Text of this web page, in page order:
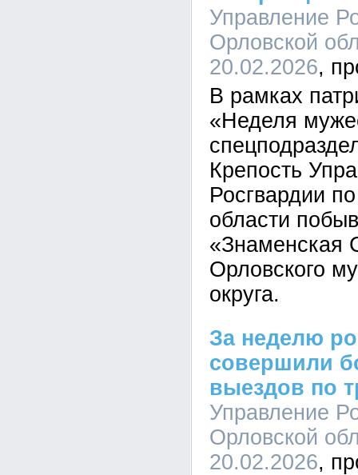
Управление
Орловской
20.02.2026
В рамках
«Неделя
Крепость
Росгвардии
области
Орловского
округа.
За неделю
совершили
выездов по
Управление
Орловской
20.02.2026